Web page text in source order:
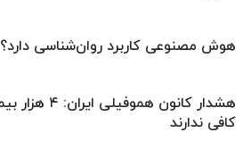
هوش مصنوعی کاربرد روان‌شناسی دارد؟
کافی ندارند